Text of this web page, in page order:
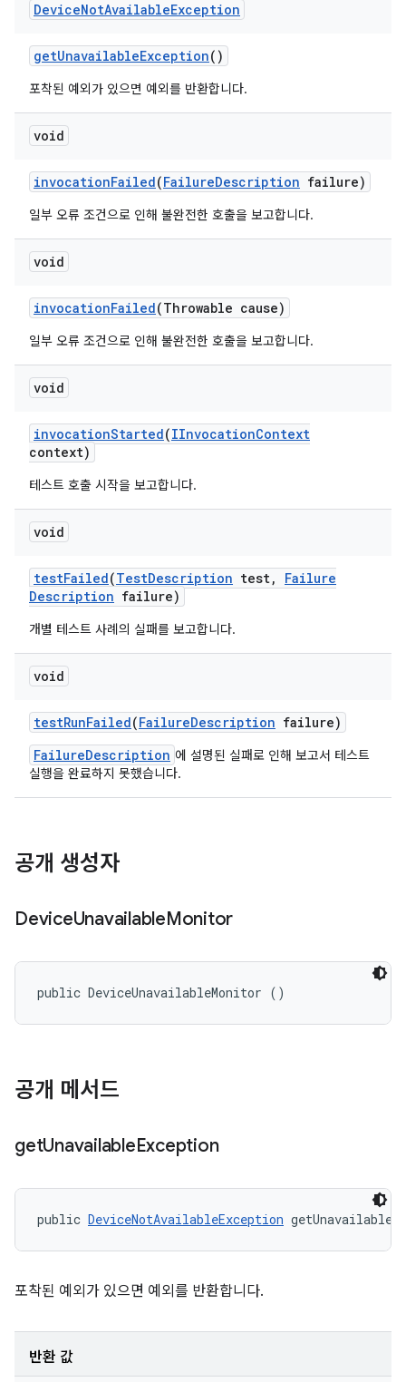
DeviceNotAvailableException
getUnavailableException()
포착된 예외가 있으면 예외를 반환합니다.
void
invocationFailed(FailureDescription failure)
일부 오류 조건으로 인해 불완전한 호출을 보고합니다.
void
invocationFailed(Throwable cause)
일부 오류 조건으로 인해 불완전한 호출을 보고합니다.
void
invocationStarted(IInvocationContext
context)
테스트 호출 시작을 보고합니다.
void
testFailed(TestDescription test,
Failure
Description failure)
개별 테스트 사례의 실패를 보고합니다.
void
testRunFailed(FailureDescription failure)
FailureDescription 에 설명된 실패로 인해 보고서 테스트
실행을 완료하지 못했습니다.
공개 생성자
DeviceUnavailableMonitor
public DeviceUnavailableMonitor ()
공개 메서드
getUnavailableException
public DeviceNotAvailableException
포착된 예외가 있으면 예외를 반환합니다.
반환 값